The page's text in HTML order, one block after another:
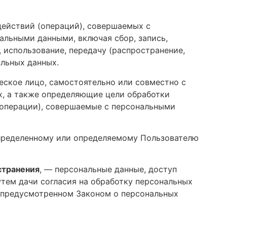
(операций), совершаемых с
данными, включая сбор, запись,
передачу (распространение,
данных.
лицо, самостоятельно или совместно с
а также определяющие цели обработки
совершаемые с персональными
или определяемому Пользователю
, — персональные данные, доступ
дачи согласия на обработку персональных
Законом о персональных